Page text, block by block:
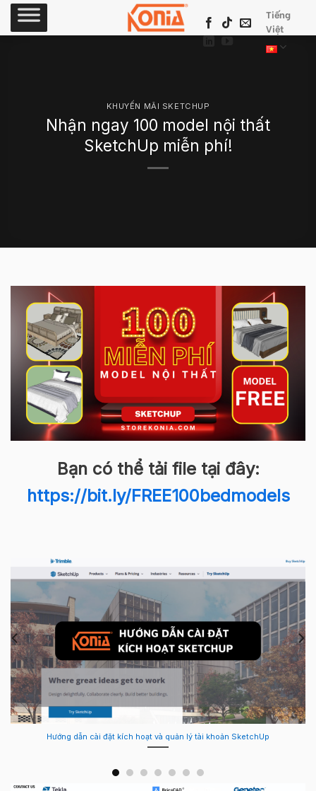
Skip
Tiếng
Việt
KHUYẾN MÃI SKETCHUP
Nhận ngay 100 model nội thất
SketchUp miễn phí!
Bạn có thể tải file tại đây:
https://bit.ly/FREE100bedmodels
Hướng dẫn cài đặt kích hoạt và quản lý tài khoản SketchUp